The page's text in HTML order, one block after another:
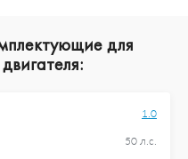
для
1.0
50 л.с.